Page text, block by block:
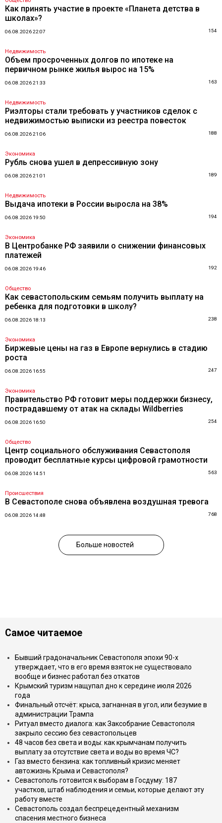
Как принять участие в проекте «Планета детства в
школах»?
06.08.2026 22:07 154
Недвижимость
Объем просроченных долгов по ипотеке на
первичном рынке жилья вырос на 15%
06.08.2026 21:33 163
Недвижимость
Риэлторы стали требовать у участников сделок с
недвижимостью выписки из реестра повесток
06.08.2026 21:06 188
Экономика
Рубль снова ушел в депрессивную зону
06.08.2026 21:01 189
Недвижимость
Выдача ипотеки в России выросла на 38%
06.08.2026 19:50 194
Экономика
В Центробанке РФ заявили о снижении финансовых
платежей
06.08.2026 19:46 192
Общество
Как севастопольским семьям получить выплату на
ребенка для подготовки в школу?
06.08.2026 18:13 238
Экономика
Биржевые цены на газ в Европе вернулись в стадию
роста
06.08.2026 16:55 247
Экономика
Правительство РФ готовит меры поддержки бизнесу,
пострадавшему от атак на склады Wildberries
06.08.2026 16:50 254
Общество
Центр социального обслуживания Севастополя
проводит бесплатные курсы цифровой грамотности
06.08.2026 14:51 563
Происшествия
В Севастополе снова объявлена воздушная тревога
06.08.2026 14:48 768
Больше новостей
Самое читаемое
Бывший градоначальник Севастополя эпохи 90-х
утверждает, что в его время взяток не существовало
вообще и бизнес работал без откатов
Крымский туризм нащупал дно к середине июля 2026
года
Финальный отсчёт: крыса, загнанная в угол, или безумие в
администрации Трампа
Ритуал вместо диалога: как Заксобрание Севастополя
закрыло сессию без севастопольцев
48 часов без света и воды: как крымчанам получить
выплату за отсутствие света и воды во время ЧС?
Газ вместо бензина: как топливный кризис меняет
автожизнь Крыма и Севастополя?
Севастополь готовится к выборам в Госдуму: 187
участков, штаб наблюдения и семьи, которые делают эту
работу вместе
Севастополь создал беспрецедентный механизм
спасения местного бизнеса